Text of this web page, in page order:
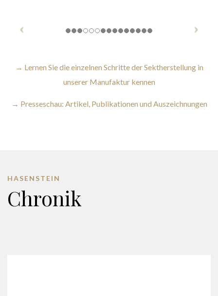
→ Lernen Sie die einzelnen Schritte der Sektherstellung in
unserer Manufaktur kennen
→ Presseschau: Artikel, Publikationen und Auszeichnungen
HASENSTEIN
Chronik